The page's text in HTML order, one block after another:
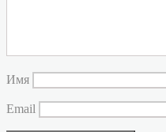
Имя
Email